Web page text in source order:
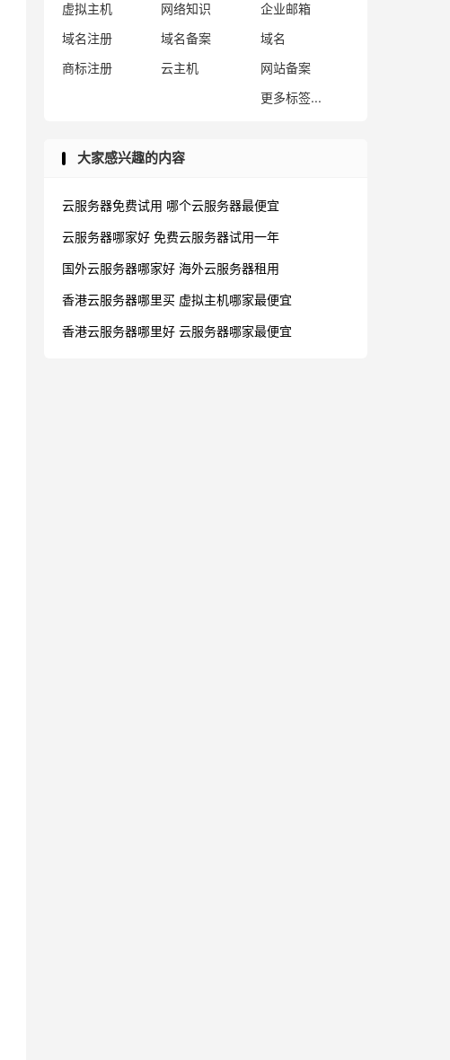
虚拟主机
网络知识
企业邮箱
域名注册
域名备案
域名
商标注册
云主机
网站备案
更多标签...
大家感兴趣的内容
云服务器免费试用 哪个云服务器最便宜
云服务器哪家好 免费云服务器试用一年
国外云服务器哪家好 海外云服务器租用
香港云服务器哪里买 虚拟主机哪家最便宜
香港云服务器哪里好 云服务器哪家最便宜